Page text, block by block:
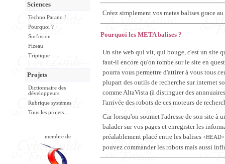
Sciences
Techno Parano !
Pourquoi ?
Surfusion
Fizeau
Triptique
Projets
Dictionnaire des
développeurs
Rubrique systèmes
Tous les projets...
membre de
Créez simplement vos metas balises grace
Pourquoi les META balises ?
Un site web qui vit, qui bouge, c'est un site
faut-il encore qu'on tombe sur le site en
pourra vous permettre d'attirer à vous tous
plupart des outils de recherche sur internet
comme AltaVista (à distinguer des
l'arrivée des robots de ces moteurs de
Car lorsqu'on soumet l'adresse de son site
balader sur vos pages et enregister les
préalablement placé entre les balises <HEAD>
pouvez commander les robots mais aussi